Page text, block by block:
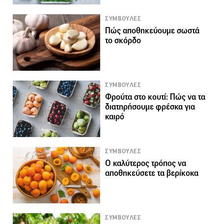
ΣΥΜΒΟΥΛΕΣ
Πώς αποθηκεύουμε σωστά
το σκόρδο
ΣΥΜΒΟΥΛΕΣ
Φρούτα στο κουτί: Πώς να τα
διατηρήσουμε φρέσκα για
καιρό
ΣΥΜΒΟΥΛΕΣ
Ο καλύτερος τρόπος να
αποθηκεύσετε τα βερίκοκα
ΣΥΜΒΟΥΛΕΣ